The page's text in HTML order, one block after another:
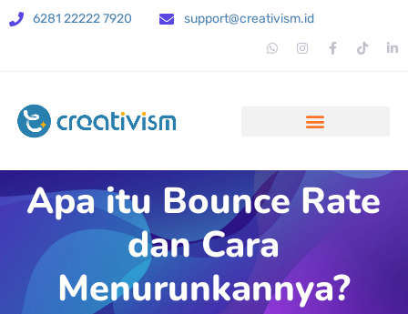
6281 22222 7920 support@creativism.id
Apa itu Bounce Rate
dan Cara
Menurunkannya?